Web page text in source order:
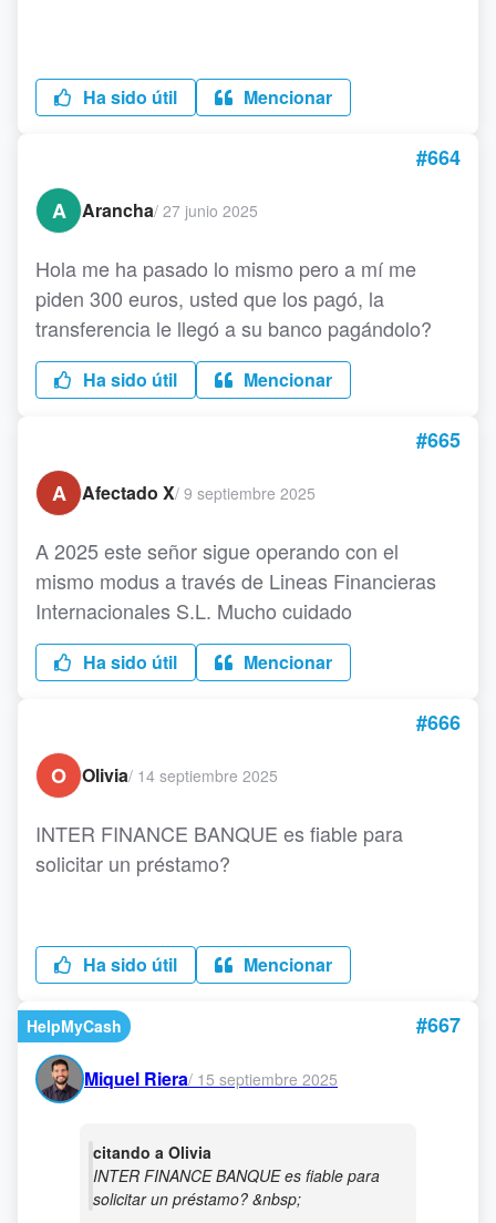
Ha sido útil Mencionar
#664
A
Arancha/ 27 junio 2025
Hola me ha pasado lo mismo pero a mí me
piden 300 euros, usted que los pagó, la
transferencia le llegó a su banco pagándolo?
Ha sido útil Mencionar
#665
A
Afectado X/ 9 septiembre 2025
A 2025 este señor sigue operando con el
mismo modus a través de Lineas Financieras
Internacionales S.L. Mucho cuidado
Ha sido útil Mencionar
#666
O
Olivia/ 14 septiembre 2025
INTER FINANCE BANQUE es fiable para
solicitar un préstamo?
Ha sido útil Mencionar
HelpMyCash #667
Miquel Riera/ 15 septiembre 2025
citando a Olivia
INTER FINANCE BANQUE es fiable para
solicitar un préstamo? &nbsp;